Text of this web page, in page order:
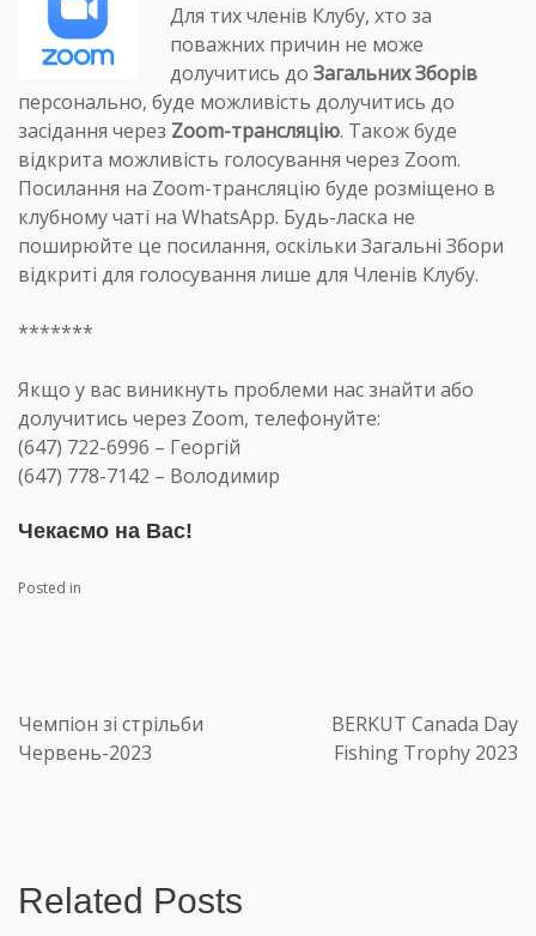
Для тих членів Клубу, хто за
поважних причин не може
долучитись до Загальних Зборів
персонально, буде можливість долучитись до
засідання через Zoom-трансляцію. Також буде
відкрита можливість голосування через Zoom.
Посилання на Zoom-трансляцію буде розміщено в
клубному чаті на WhatsApp. Будь-ласка не
поширюйте це посилання, оскільки Загальні Збори
відкриті для голосування лише для Членів Клубу.
*******
Якщо у вас виникнуть проблеми нас знайти або
долучитись через Zoom, телефонуйте:
(647) 722-6996 – Георгій
(647) 778-7142 – Володимир
Чекаємо на Вас!
Posted in
Чемпіон зі стрільби
Червень-2023
BERKUT Canada Day
Fishing Trophy 2023
Related Posts